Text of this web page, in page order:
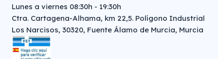
Lunes a viernes 08:30h - 19:30h
Ctra. Cartagena-Alhama, km 22,5. Polígono Industrial
Los Narcisos, 30320, Fuente Álamo de Murcia, Murcia